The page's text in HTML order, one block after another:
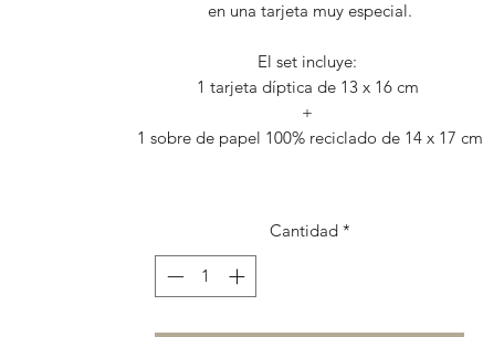
en una tarjeta muy especial.
El set incluye:
1 tarjeta díptica de 13 x 16 cm
+
1 sobre de papel 100% reciclado de 14 x 17 cm
Cantidad *